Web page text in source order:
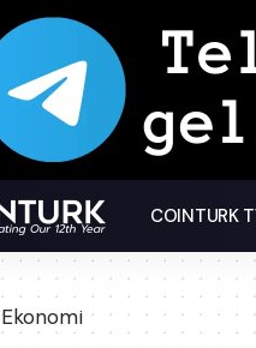
COINTURK
Ekonomi